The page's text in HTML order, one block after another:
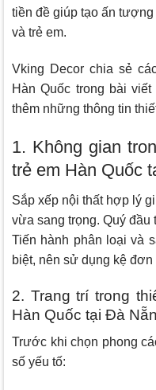
tiền đề giúp tạo ấn
và trẻ em.
Vking Decor chia sẻ
Hàn Quốc trong bài
thêm những thông tin
1. Không gian
trẻ em Hàn Quốc
Sắp xếp nội thất hợp lý
vừa sang trọng. Quý đầu
Tiến hành phân loại và
biệt, nên sử dụng kệ
2. Trang trí trong
Hàn Quốc tại Đà
Trước khi chọn phong
số yếu tố: